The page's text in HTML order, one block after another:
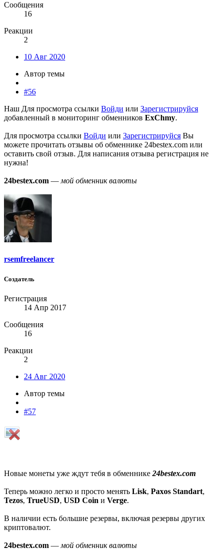
Сообщения
16
Реакции
2
10 Авг 2020
Автор темы
#56
Наш Для просмотра ссылки Войди или Зарегистрируйся
добавленный в мониторинг обменников ExChmy.
Для просмотра ссылки Войди или Зарегистрируйся Вы
можете прочитать отзывы об обменнике 24bestex.com или
оставить свой отзыв. Для написания отзыва регистрация не
нужна!
24bestex.com — мой обменник валюты
rsemfreelancer
Создатель
Регистрация
14 Апр 2017
Сообщения
16
Реакции
2
24 Авг 2020
Автор темы
#57
Новые монеты уже ждут тебя в обменнике 24bestex.com
Теперь можно легко и просто менять Lisk, Paxos Standart,
Tezos, TrueUSD, USD Coin и Verge.
В наличии есть большие резервы, включая резервы других
криптовалют.
24bestex.com — мой обменник валюты